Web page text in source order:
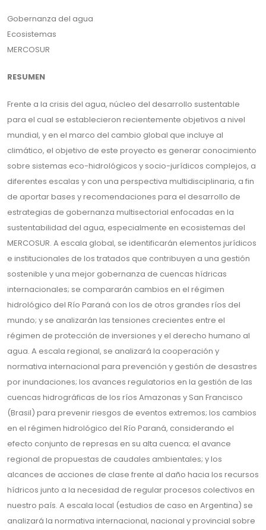
Gobernanza del agua
Ecosistemas
MERCOSUR
RESUMEN
Frente a la crisis del agua, núcleo del desarrollo sustentable
para el cual se establecieron recientemente objetivos a nivel
mundial, y en el marco del cambio global que incluye al
climático, el objetivo de este proyecto es generar conocimiento
sobre sistemas eco-hidrológicos y socio-jurídicos complejos, a
diferentes escalas y con una perspectiva multidisciplinaria, a fin
de aportar bases y recomendaciones para el desarrollo de
estrategias de gobernanza multisectorial enfocadas en la
sustentabilidad del agua, especialmente en ecosistemas del
MERCOSUR. A escala global, se identificarán elementos jurídicos
e institucionales de los tratados que contribuyen a una gestión
sostenible y una mejor gobernanza de cuencas hídricas
internacionales; se compararán cambios en el régimen
hidrológico del Río Paraná con los de otros grandes ríos del
mundo; y se analizarán las tensiones crecientes entre el
régimen de protección de inversiones y el derecho humano al
agua. A escala regional, se analizará la cooperación y
normativa internacional para prevención y gestión de desastres
por inundaciones; los avances regulatorios en la gestión de las
cuencas hidrográficas de los ríos Amazonas y San Francisco
(Brasil) para prevenir riesgos de eventos extremos; los cambios
en el régimen hidrológico del Río Paraná, considerando el
efecto conjunto de represas en su alta cuenca; el avance
regional de propuestas de caudales ambientales; y los
alcances de acciones de clase frente al daño hacia los recursos
hídricos junto a la necesidad de regular procesos colectivos en
nuestro país. A escala local (estudios de caso en Argentina) se
analizará la normativa internacional, nacional y provincial sobre